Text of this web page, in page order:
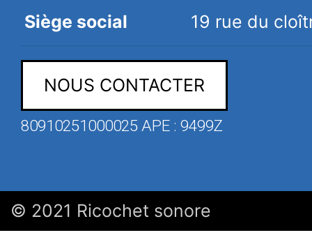
Siège social 19 rue du
NOUS CONTACTER
80910251000025 APE : 9499Z
© 2021 Ricochet sonore